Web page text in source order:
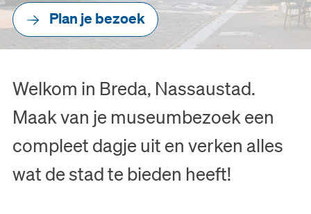
Plan je bezoek
Welkom in Breda, Nassaustad.
Maak van je museumbezoek een
compleet dagje uit en verken alles
wat de stad te bieden heeft!